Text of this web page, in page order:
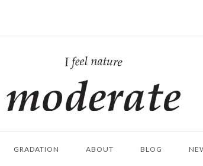
ム
GRADATION ABOUT BLOG